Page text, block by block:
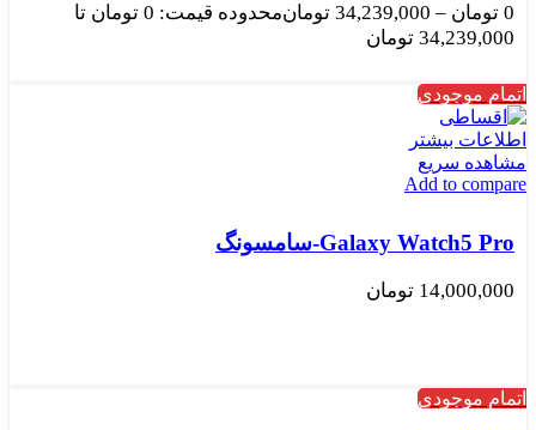
0 تومان –
34,239,000 تومان
محدوده قیمت: 0 تومان تا
34,239,000 تومان
اتمام موجودی
اطلاعات بیشتر
مشاهده سریع
Add to compare
Galaxy Watch5 Pro-سامسونگ
14,000,000 تومان
اتمام موجودی